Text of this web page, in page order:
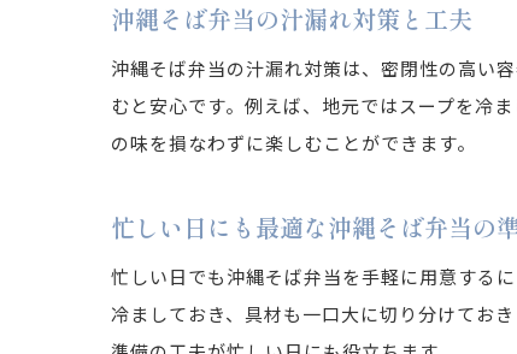
沖縄そば弁当の汁漏れ対策と工夫
沖縄そば弁当の汁漏れ対策は、密閉性の高い
むと安心です。例えば、地元ではスープを冷
の味を損なわずに楽しむことができます。
忙しい日にも最適な沖縄そば弁当の
忙しい日でも沖縄そば弁当を手軽に用意する
冷ましておき、具材も一口大に切り分けてお